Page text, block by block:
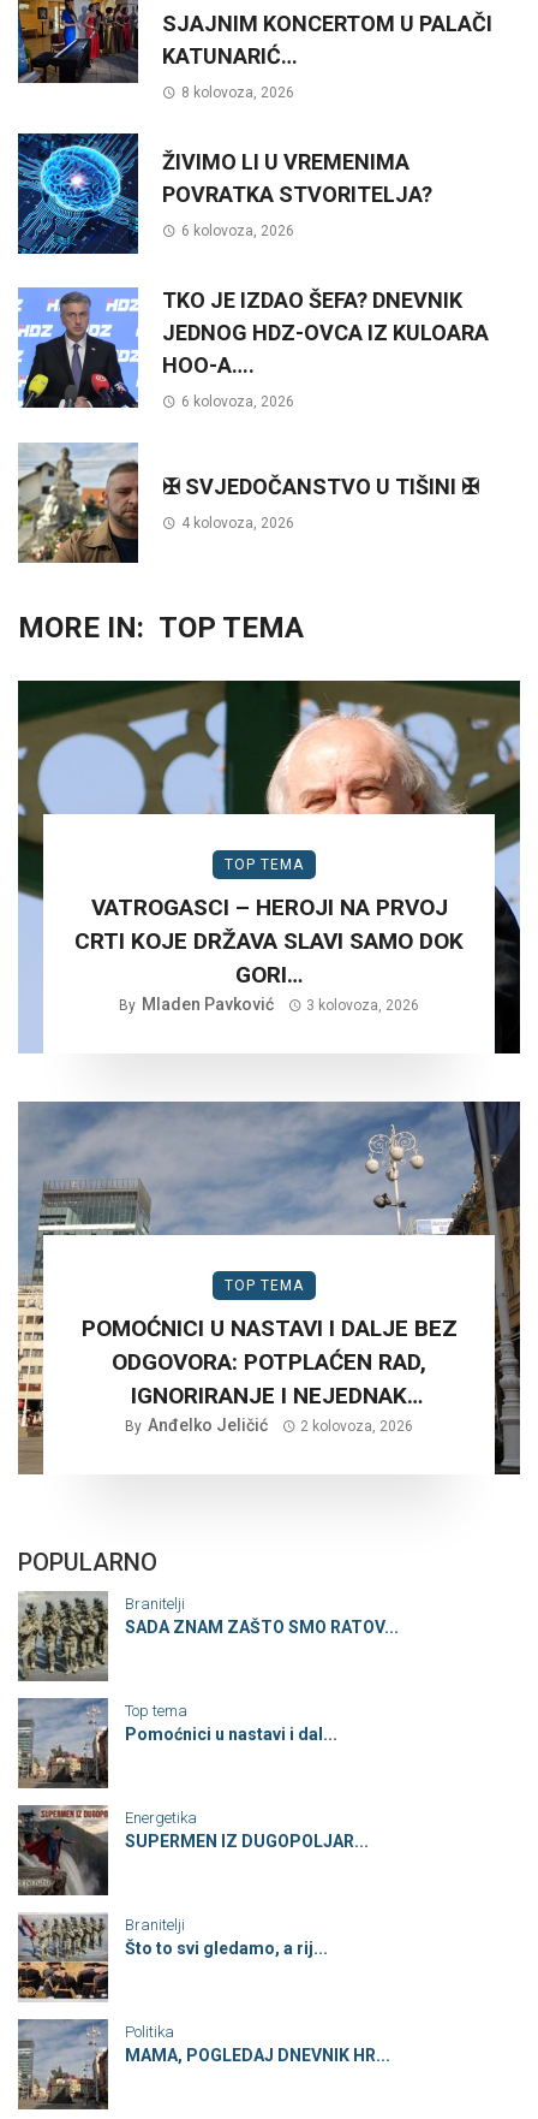
SJAJNIM KONCERTOM U PALAČI
KATUNARIĆ…
8 kolovoza, 2026
ŽIVIMO LI U VREMENIMA
POVRATKA STVORITELJA?
6 kolovoza, 2026
TKO JE IZDAO ŠEFA? DNEVNIK
JEDNOG HDZ-OVCA IZ KULOARA
HOO-A….
6 kolovoza, 2026
✠ SVJEDOČANSTVO U TIŠINI ✠
4 kolovoza, 2026
MORE IN: TOP TEMA
TOP TEMA
VATROGASCI – HEROJI NA PRVOJ
CRTI KOJE DRŽAVA SLAVI SAMO DOK
GORI…
By Mladen Pavković 3 kolovoza, 2026
TOP TEMA
POMOĆNICI U NASTAVI I DALJE BEZ
ODGOVORA: POTPLAĆEN RAD,
IGNORIRANJE I NEJEDNAK
TRETMAN…
By Anđelko Jeličić 2 kolovoza, 2026
POPULARNO
Branitelji
SADA ZNAM ZAŠTO SMO RATOV...
Top tema
Pomoćnici u nastavi i dal...
Energetika
SUPERMEN IZ DUGOPOLJAR...
Branitelji
Što to svi gledamo, a rij...
Politika
MAMA, POGLEDAJ DNEVNIK HR...